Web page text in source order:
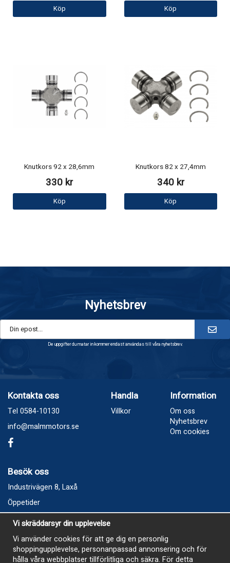
Köp Köp
Knutkors 92 x 28,6mm
330 kr
Köp
Knutkors 82 x 27,4mm
340 kr
Köp
Nyhetsbrev
De uppgifter du matar in kommer endast användas till våra nyhetsbrev.
Kontakta oss
Tel 0584-10130
info@malmmotors.se
Handla
Villkor
Information
Om oss
Nyhetsbrev
Om cookies
Besök oss
Industrivägen 8, Laxå
Öppetider
Vecka 32
Måndag kl 9-12, kl 13 - 15
Onsdag kl 9-12, kl 13 - 15
Tisdag, Tordag och Fredag stängt
Vi skräddarsyr din upplevelse
Vi använder cookies för att ge dig en personlig
shoppingupplevelse, personanpassad annonsering och för
hålla våra webbplatser tillförlitliga och säkra. För detta